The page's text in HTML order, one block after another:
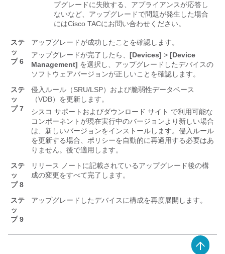
プグレードに失敗する、アプライアンスが応答し
ないなど、アップグレードで問題が発生した場合
にはCisco TACにお問い合わせください。
ステ
ッ
プ 6
アップグレードが成功したことを確認します。
アップグレードが完了したら、 [Devices] > [Device
Management] を選択し、アップグレードしたデバイスの
ソフトウェアバージョンが正しいことを確認します。
ステ
ッ
プ 7
侵入ルール（SRU/LSP）および脆弱性データベース
（VDB）を更新します。
シスコ サポートおよびダウンロード サイト で利用可能な
コンポーネントが現在実行中のバージョンより新しい場合
は、新しいバージョンをインストールします。侵入ルール
を更新する場合、ポリシーを自動的に再適用する必要はあ
りません。後で適用します。
ステ
ッ
プ 8
リリース ノートに記載されているアップグレード後の構
成の変更をすべて完了します。
ステ
ッ
プ 9
アップグレードしたデバイスに構成を再度展開します。